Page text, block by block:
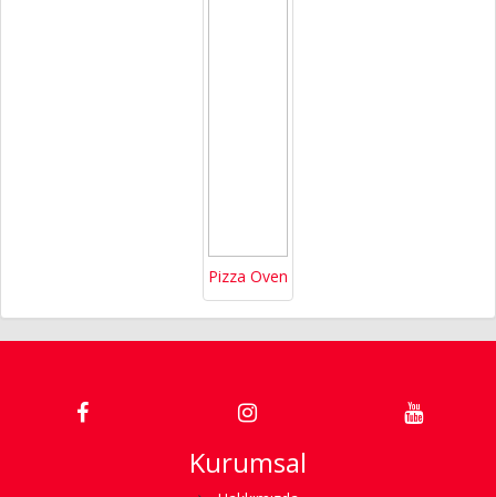
Pizza Oven
Kurumsal